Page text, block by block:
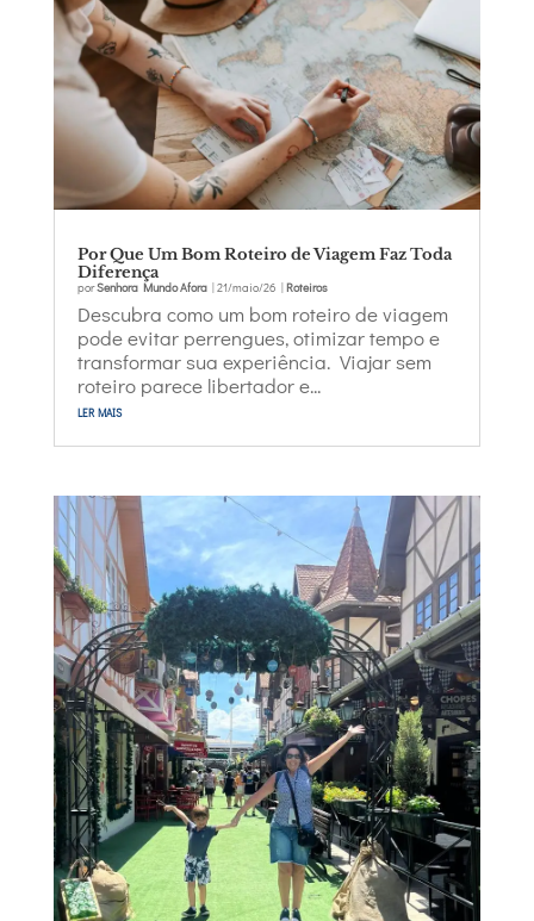
Por Que Um Bom Roteiro de Viagem Faz Toda
Diferença
porSenhora Mundo Afora| 21/maio/26 Roteiros
Descubra como um bom roteiro de viagem
pode evitar perrengues, otimizar tempo e
transformar sua experiência. Viajar sem
roteiro parece libertador e...
ler mais